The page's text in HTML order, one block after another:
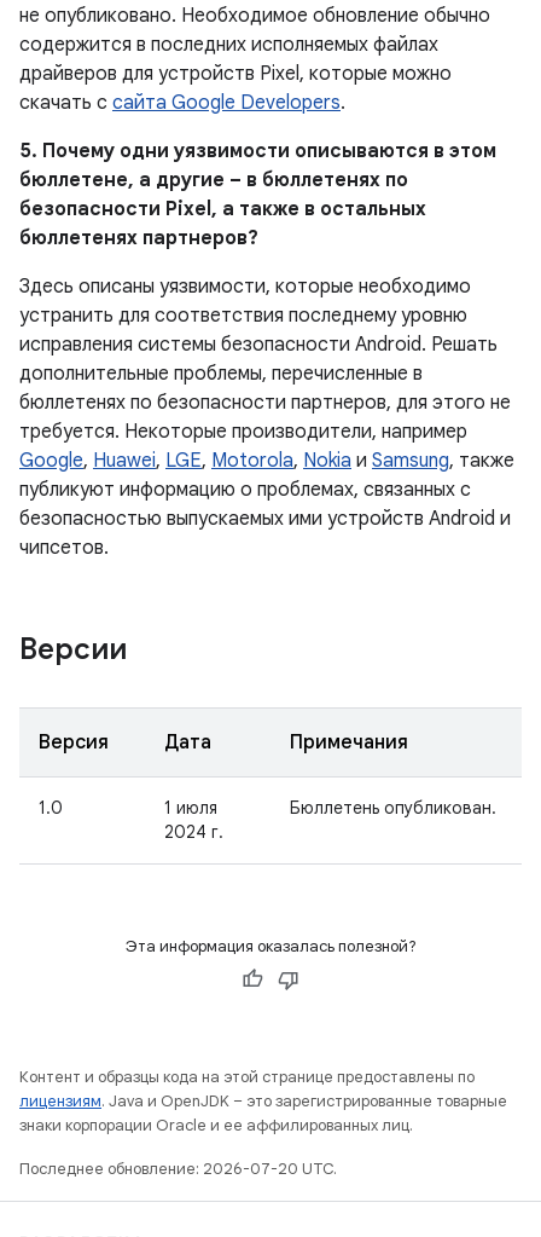
не опубликовано. Необходимое обновление обычно
содержится в последних исполняемых файлах
драйверов для устройств Pixel, которые можно
скачать с сайта Google Developers.
5. Почему одни уязвимости описываются в этом
бюллетене, а другие – в бюллетенях по
безопасности Pixel, а также в остальных
бюллетенях партнеров?
Здесь описаны уязвимости, которые необходимо
устранить для соответствия последнему уровню
исправления системы безопасности Android. Решать
дополнительные проблемы, перечисленные в
бюллетенях по безопасности партнеров, для этого не
требуется. Некоторые производители, например
Google, Huawei, LGE, Motorola, Nokia и Samsung, также
публикуют информацию о проблемах, связанных с
безопасностью выпускаемых ими устройств Android и
чипсетов.
Версии
Версия Дата Примечания
1.0
1 июля
2024 г.
Бюллетень опубликован.
Эта информация оказалась полезной?
Контент и образцы кода на этой странице предоставлены по
лицензиям. Java и OpenJDK – это зарегистрированные товарные
знаки корпорации Oracle и ее аффилированных лиц.
Последнее обновление: 2026-07-20 UTC.